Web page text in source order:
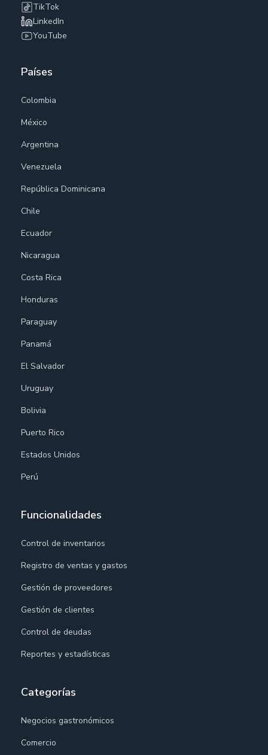
TikTok
LinkedIn
YouTube
Países
Colombia
México
Argentina
Venezuela
República Dominicana
Chile
Ecuador
Nicaragua
Costa Rica
Honduras
Paraguay
Panamá
El Salvador
Uruguay
Bolivia
Puerto Rico
Estados Unidos
Perú
Funcionalidades
Control de inventarios
Registro de ventas y gastos
Gestión de proveedores
Gestión de clientes
Control de deudas
Reportes y estadísticas
Categorías
Negocios gastronómicos
Comercio